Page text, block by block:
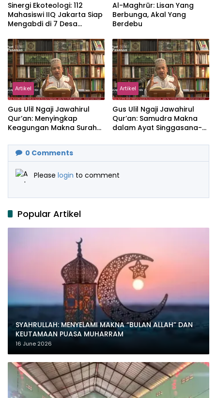
‎Sinergi Ekoteologi: 112
Mahasiswi IIQ Jakarta Siap
Mengabdi di 7 Desa
Al-Maghrūr: Lisan Yang
Berbunga, Akal Yang
Berdebu
Artikel
Gus Ulil Ngaji Jawahirul
Qur’an: Menyingkap
Keagungan Makna Surah
Artikel
Gus Ulil Ngaji Jawahirul
Qur’an: Samudra Makna
dalam Ayat Singgasana-
0 Comments
Please login to comment
Popular Artikel
SYAHRULLAH: MENYELAMI MAKNA “BULAN ALLAH” DAN
KEUTAMAAN PUASA MUHARRAM
16 June 2026